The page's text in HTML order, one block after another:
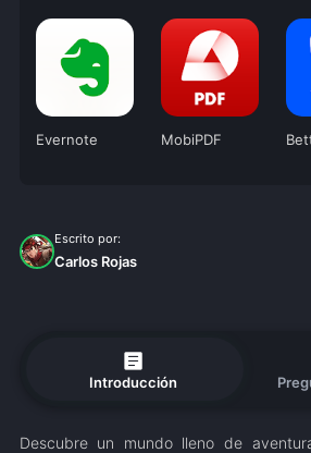
Evernote MobiPDF
Escrito por:
Carlos Rojas
article
Introducción
Descubre un mundo lleno de